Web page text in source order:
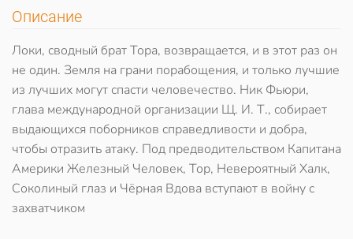
Описание
Локи, сводный брат Тора, возвращается, и в этот раз он
не один. Земля на грани порабощения, и только лучшие
из лучших могут спасти человечество. Ник Фьюри,
глава международной организации Щ. И. Т., собирает
выдающихся поборников справедливости и добра,
чтобы отразить атаку. Под предводительством Капитана
Америки Железный Человек, Тор, Невероятный Халк,
Соколиный глаз и Чёрная Вдова вступают в войну с
захватчиком